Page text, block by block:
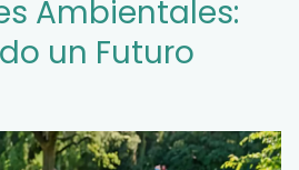
Ambientales:
un Futuro